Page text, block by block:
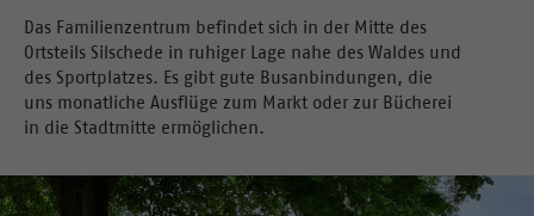
Das Familienzentrum befindet sich in der Mitte des
Ortsteils Silschede in ruhiger Lage nahe des Waldes und
des Sportplatzes. Es gibt gute Busanbindungen, die
uns monatliche Ausflüge zum Markt oder zur Bücherei
in die Stadtmitte ermöglichen.